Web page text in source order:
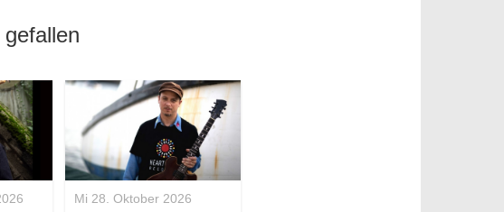
Mi 28. Oktober 2026